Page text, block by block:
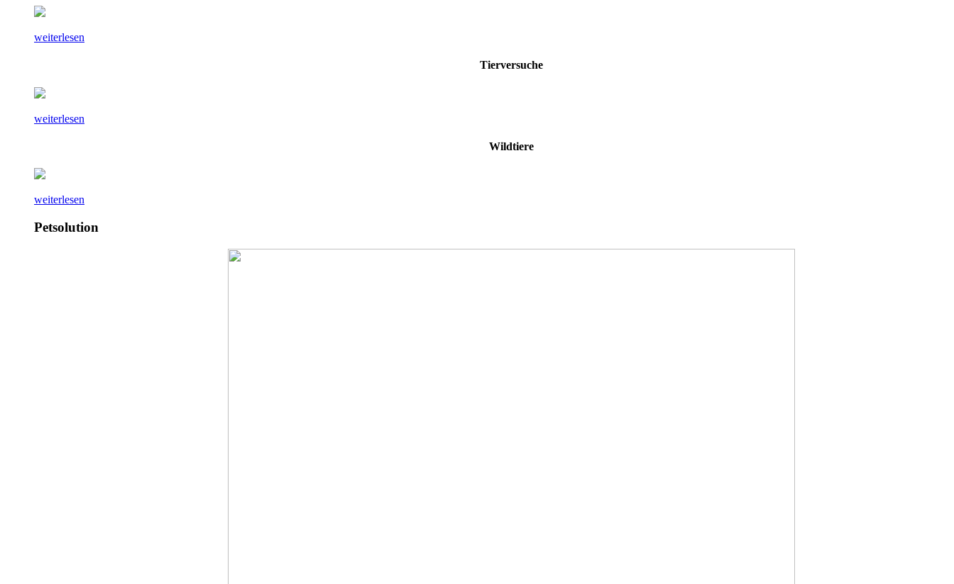
weiterlesen
Tierversuche
weiterlesen
Wildtiere
weiterlesen
Petsolution